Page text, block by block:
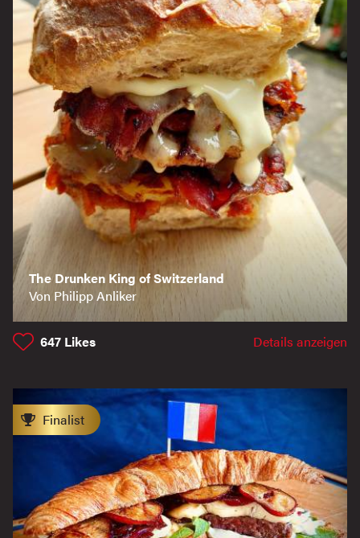
The Drunken King of Switzerland
Von Philipp Anliker
647 Likes Details anzeigen
Finalist